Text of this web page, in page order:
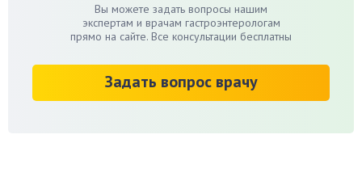
Вы можете задать вопросы нашим
экспертам и врачам гастроэнтерологам
прямо на сайте. Все консультации бесплатны
Задать вопрос врачу